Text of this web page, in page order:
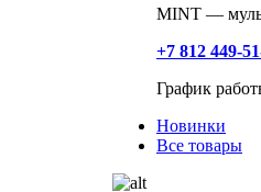
MINT —
+7 812 449-
График
Новинки
Все товары